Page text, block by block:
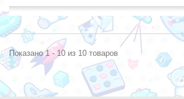
Показано 1 - 10 из 10 товаров